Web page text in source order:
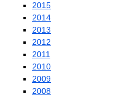
2015
2014
2013
2012
2011
2010
2009
2008